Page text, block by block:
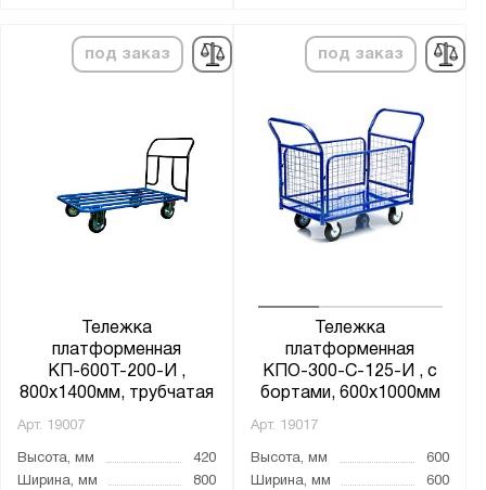
под заказ
Тележка
платформенная
КП-600Т-200-И ,
800х1400мм, трубчатая
Арт. 19007
Высота, мм
420
Ширина, мм
800
под заказ
Тележка
платформенная
КПО-300-С-125-И , с
бортами, 600х1000мм
Арт. 19017
Высота, мм
600
Ширина, мм
600
Да
нет
Литые
Нейлон
Нейлон / металл
Резина
Тип колёс:
пневматические